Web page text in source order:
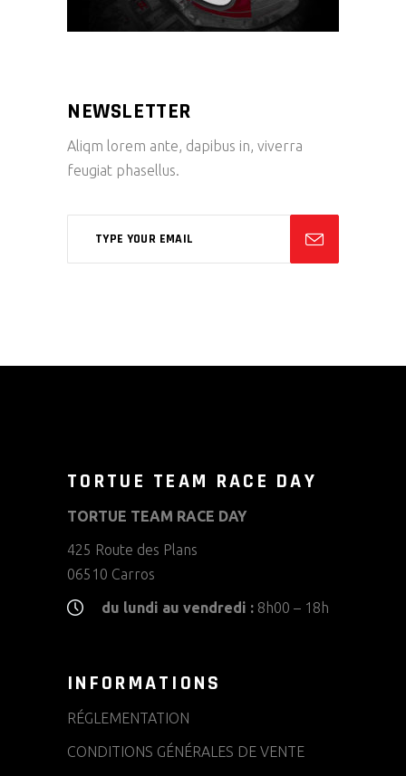
NEWSLETTER
Aliqm lorem ante, dapibus in, viverra
feugiat phasellus.
TORTUE TEAM RACE DAY
TORTUE TEAM RACE DAY
425 Route des Plans
06510 Carros
du lundi au vendredi : 8h00 – 18h
INFORMATIONS
RÉGLEMENTATION
CONDITIONS GÉNÉRALES DE VENTE